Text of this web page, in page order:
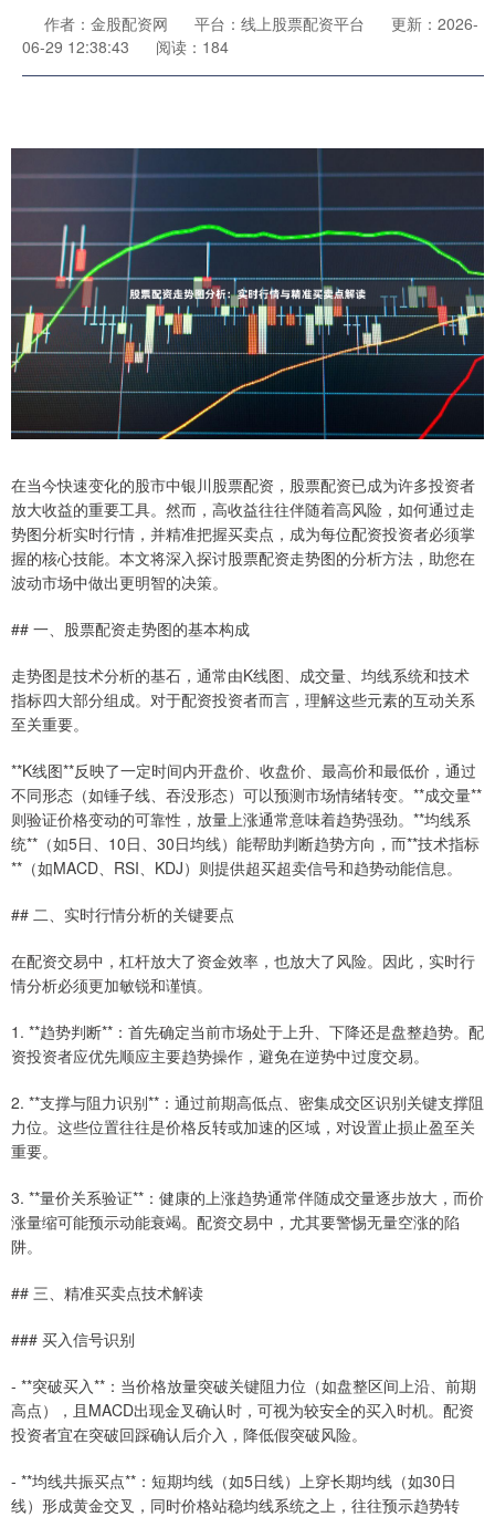
作者：金股配资网 平台：线上股票配资平台
更新：2026-
06-29 12:38:43
阅读：184
在当今快速变化的股市中银川股票配资，股票配资已成为许多投资者
放大收益的重要工具。然而，高收益往往伴随着高风险，如何通过走
势图分析实时行情，并精准把握买卖点，成为每位配资投资者必须掌
握的核心技能。本文将深入探讨股票配资走势图的分析方法，助您在
波动市场中做出更明智的决策。
## 一、股票配资走势图的基本构成
走势图是技术分析的基石，通常由K线图、成交量、均线系统和技术
指标四大部分组成。对于配资投资者而言，理解这些元素的互动关系
至关重要。
**K线图**反映了一定时间内开盘价、收盘价、最高价和最低价，通过
不同形态（如锤子线、吞没形态）可以预测市场情绪转变。**成交量**
则验证价格变动的可靠性，放量上涨通常意味着趋势强劲。**均线系
统**（如5日、10日、30日均线）能帮助判断趋势方向，而**技术指标
**（如MACD、RSI、KDJ）则提供超买超卖信号和趋势动能信息。
## 二、实时行情分析的关键要点
在配资交易中，杠杆放大了资金效率，也放大了风险。因此，实时行
情分析必须更加敏锐和谨慎。
1. **趋势判断**：首先确定当前市场处于上升、下降还是盘整趋势。配
资投资者应优先顺应主要趋势操作，避免在逆势中过度交易。
2. **支撑与阻力识别**：通过前期高低点、密集成交区识别关键支撑阻
力位。这些位置往往是价格反转或加速的区域，对设置止损止盈至关
重要。
3. **量价关系验证**：健康的上涨趋势通常伴随成交量逐步放大，而价
涨量缩可能预示动能衰竭。配资交易中，尤其要警惕无量空涨的陷
阱。
## 三、精准买卖点技术解读
### 买入信号识别
- **突破买入**：当价格放量突破关键阻力位（如盘整区间上沿、前期
高点），且MACD出现金叉确认时，可视为较安全的买入时机。配资
投资者宜在突破回踩确认后介入，降低假突破风险。
- **均线共振买点**：短期均线（如5日线）上穿长期均线（如30日
线）形成黄金交叉，同时价格站稳均线系统之上，往往预示趋势转